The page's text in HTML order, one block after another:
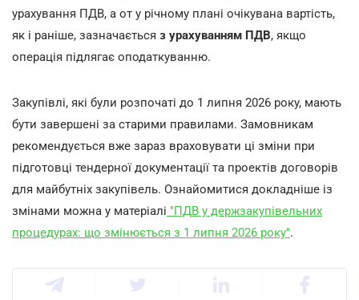
урахування ПДВ, а от у річному плані очікувана вартість,
як і раніше, зазначається з урахуванням ПДВ, якщо
операція підлягає оподаткуванню.
Закупівлі, які були розпочаті до 1 липня 2026 року, мають
бути завершені за старими правилами. Замовникам
рекомендується вже зараз враховувати ці зміни при
підготовці тендерної документації та проектів договорів
для майбутніх закупівель. Ознайомитися докладніше із
змінами можна у матеріалі "ПДВ у держзакупівельних
процедурах: що змінюється з 1 липня 2026 року".